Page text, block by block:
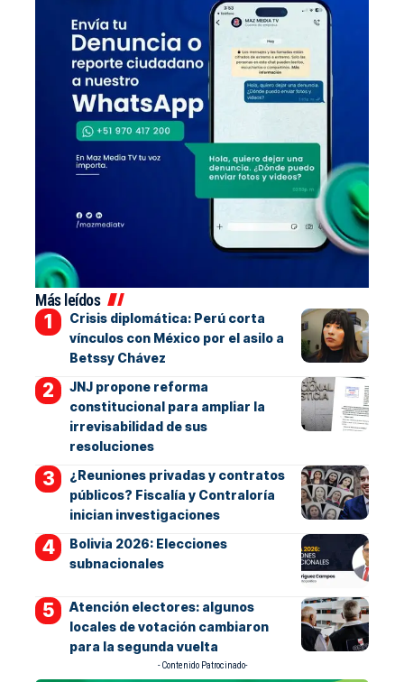
Más leídos
Crisis diplomática: Perú corta
vínculos con México por el asilo a
Betssy Chávez
JNJ propone reforma
constitucional para ampliar la
irrevisabilidad de sus
resoluciones
¿Reuniones privadas y contratos
públicos? Fiscalía y Contraloría
inician investigaciones
Bolivia 2026: Elecciones
subnacionales
Atención electores: algunos
locales de votación cambiaron
para la segunda vuelta
- Contenido Patrocinado-